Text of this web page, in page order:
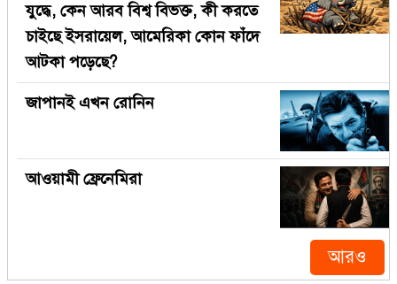
যুদ্ধে, কেন আরব বিশ্ব বিভক্ত, কী করতে
চাইছে ইসরায়েল, আমেরিকা কোন ফাঁদে
আটকা পড়েছে?
জাপানই এখন রোনিন
আওয়ামী ফ্রেনেমিরা
আরও